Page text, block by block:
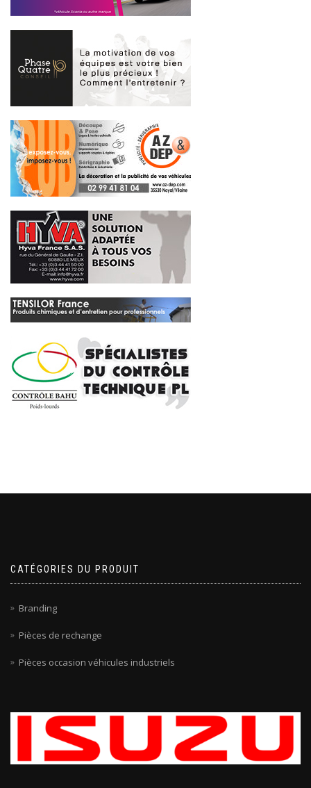
CATÉGORIES DU PRODUIT
Branding
Pièces de rechange
Pièces occasion véhicules industriels